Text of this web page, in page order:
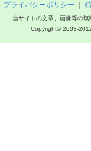
プライバシーポリシー
当サイトの文章、画像等の
Copyright© 2003-